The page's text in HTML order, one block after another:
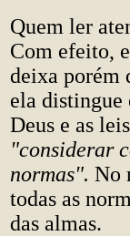
Quem ler
Com efeito,
deixa porém
ela distingue
Deus e as
"considerar
normas". No
todas as
das almas.